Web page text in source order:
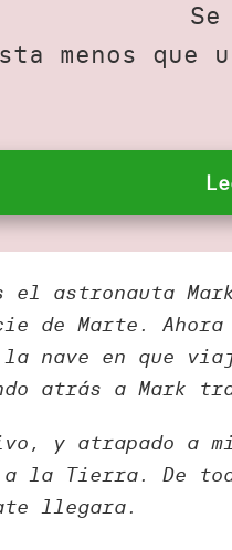
menos
astronauta
de Marte.
nave en que
atrás a Mark
y atrapado a
la Tierra. De
llegara.